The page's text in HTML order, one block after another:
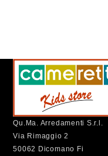
Qu.Ma. Arredamenti S.r.l.
Via Rimaggio 2
50062 Dicomano Fi